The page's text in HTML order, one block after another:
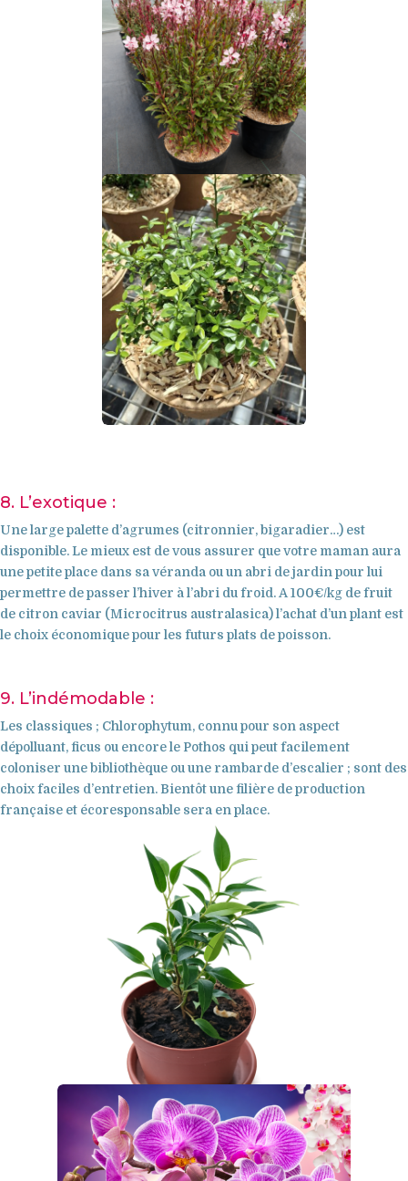
Notre Top
10 100%
la fête des
mères !
CDHR : L'horticulture
innovante
8. L’exotique :
Une large palette d’agrumes (citronnier, bigaradier…) est
disponible. Le mieux est de vous assurer que votre maman aura
une petite place dans sa véranda ou un abri de jardin pour lui
permettre de passer l’hiver à l’abri du froid. A 100€/kg de fruit
de citron caviar (Microcitrus australasica) l’achat d’un plant est
le choix économique pour les futurs plats de poisson.
9. L’indémodable :
Les classiques ; Chlorophytum, connu pour son aspect
dépolluant, ficus ou encore le Pothos qui peut facilement
coloniser une bibliothèque ou une rambarde d’escalier ; sont des
choix faciles d’entretien. Bientôt une filière de production
française et écoresponsable sera en place.